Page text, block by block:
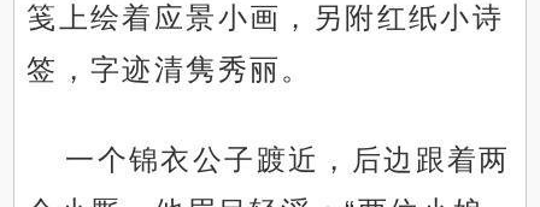
笺上绘着应景小画，另附红纸小诗
签，字迹清隽秀丽。
一个锦衣公子踱近，后边跟着两